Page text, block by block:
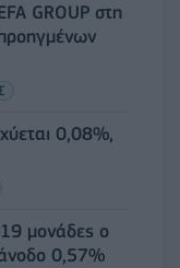
GROUP στη
0,08%,
μονάδες ο
άνοδο 0,57%